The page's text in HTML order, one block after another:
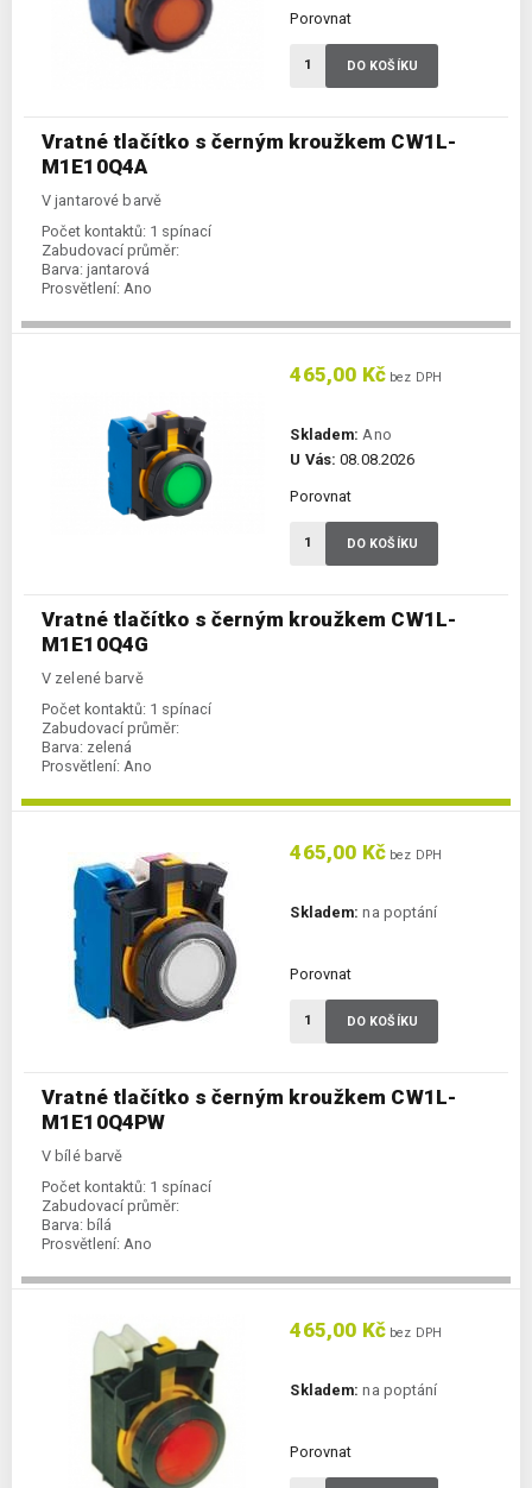
Vratné tlačítko s černým kroužkem CW1L-
M1E10Q4A
V jantarové barvě
Počet kontaktů: 1 spínací
Zabudovací průměr:
Barva: jantarová
Prosvětlení: Ano
Porovnat
DO KOŠÍKU
Vratné tlačítko s černým kroužkem CW1L-
M1E10Q4G
V zelené barvě
Počet kontaktů: 1 spínací
Zabudovací průměr:
Barva: zelená
Prosvětlení: Ano
465,00 Kč bez DPH
Skladem: Ano
U Vás: 08.08.2026
Porovnat
DO KOŠÍKU
Vratné tlačítko s černým kroužkem CW1L-
M1E10Q4PW
V bílé barvě
Počet kontaktů: 1 spínací
Zabudovací průměr:
Barva: bílá
Prosvětlení: Ano
465,00 Kč bez DPH
Skladem: na poptání
Porovnat
DO KOŠÍKU
465,00 Kč bez DPH
Skladem: na poptání
Porovnat